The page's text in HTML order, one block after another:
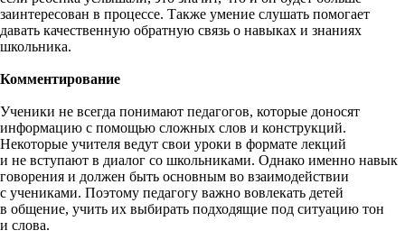
заинтересован в процессе. Также умение слушать помогает
давать качественную обратную связь о навыках и знаниях
школьника.
Комментирование
Ученики не всегда понимают педагогов, которые доносят
информацию с помощью сложных слов и конструкций.
Некоторые учителя ведут свои уроки в формате лекций
и не вступают в диалог со школьниками. Однако именно навык
говорения и должен быть основным во взаимодействии
с учениками. Поэтому педагогу важно вовлекать детей
в общение, учить их выбирать подходящие под ситуацию тон
и слова.